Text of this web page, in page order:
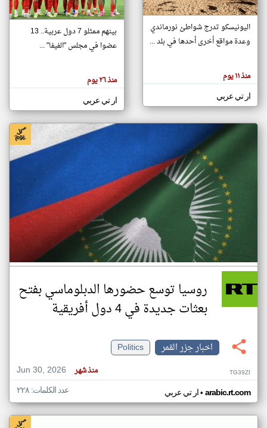
تغيير الدولة
اخبار جزر القمر على مدار الساعة
أهم اخبار جزر القمر العاجلة والمباشرة
هنا عن
وجهة
كاتبيها.
اليونيسكو تدرج شواطئ نورماندي
وعدة مواقع أخرى أحدها في بلد ...
منذ ١١ يوم
ار تي عربي
بينهم ممثلو 7 دول عربية.. 13
عضوا في مجلس "الفيفا" ...
منذ ٢٦ يوم
ار تي عربي
روسيا توسع حضورها الدبلوماسي بفتح
بعثات جديدة في 4 دول أفريقية
اخبار جزر القمر
Politics
Jun 30, 2026
منذ شهر TG39ZI
ار تي عربي• arabic.rt.com عدد الكلمات: ٢٢٨
klyoum.com